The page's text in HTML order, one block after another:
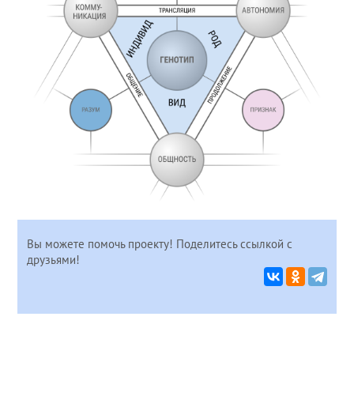
Вы можете помочь проекту! Поделитесь ссылкой с
друзьями!